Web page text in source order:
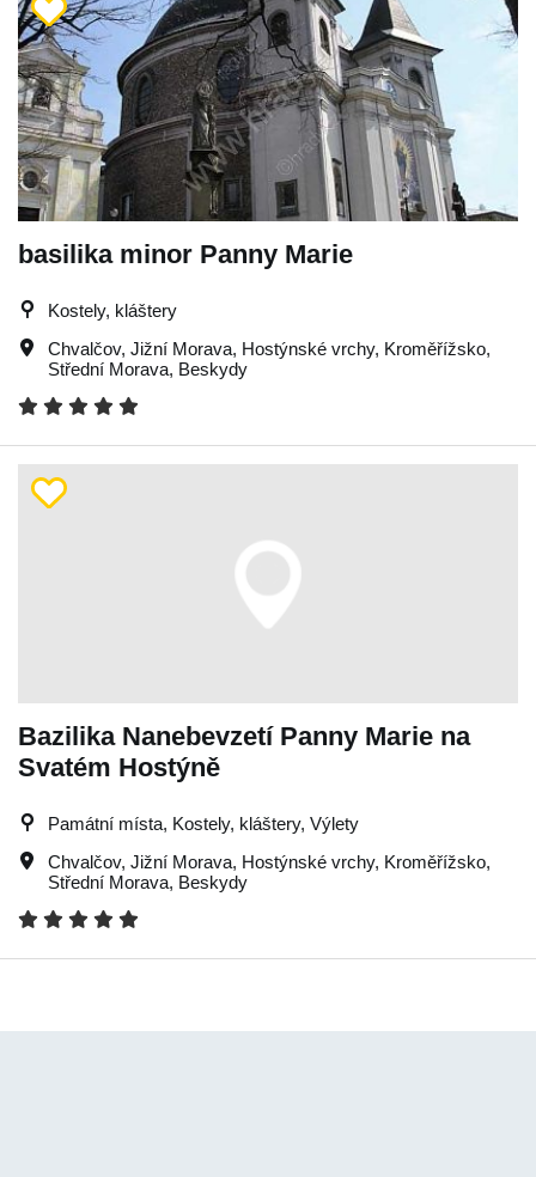
basilika minor Panny Marie
Kostely, kláštery
Chvalčov, Jižní Morava, Hostýnské vrchy, Kroměřížsko,
Střední Morava, Beskydy
Bazilika Nanebevzetí Panny Marie na
Svatém Hostýně
Památní místa, Kostely, kláštery, Výlety
Chvalčov, Jižní Morava, Hostýnské vrchy, Kroměřížsko,
Střední Morava, Beskydy